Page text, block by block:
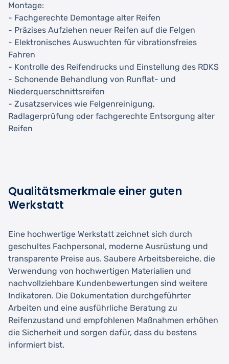
Montage:
- Fachgerechte Demontage alter Reifen
- Präzises Aufziehen neuer Reifen auf die Felgen
- Elektronisches Auswuchten für vibrationsfreies
Fahren
- Kontrolle des Reifendrucks und Einstellung des RDKS
- Schonende Behandlung von Runflat- und
Niederquerschnittsreifen
- Zusatzservices wie Felgenreinigung,
Radlagerprüfung oder fachgerechte Entsorgung alter
Reifen
Qualitätsmerkmale einer guten
Werkstatt
Eine hochwertige Werkstatt zeichnet sich durch
geschultes Fachpersonal, moderne Ausrüstung und
transparente Preise aus. Saubere Arbeitsbereiche, die
Verwendung von hochwertigen Materialien und
nachvollziehbare Kundenbewertungen sind weitere
Indikatoren. Die Dokumentation durchgeführter
Arbeiten und eine ausführliche Beratung zu
Reifenzustand und empfohlenen Maßnahmen erhöhen
die Sicherheit und sorgen dafür, dass du bestens
informiert bist.